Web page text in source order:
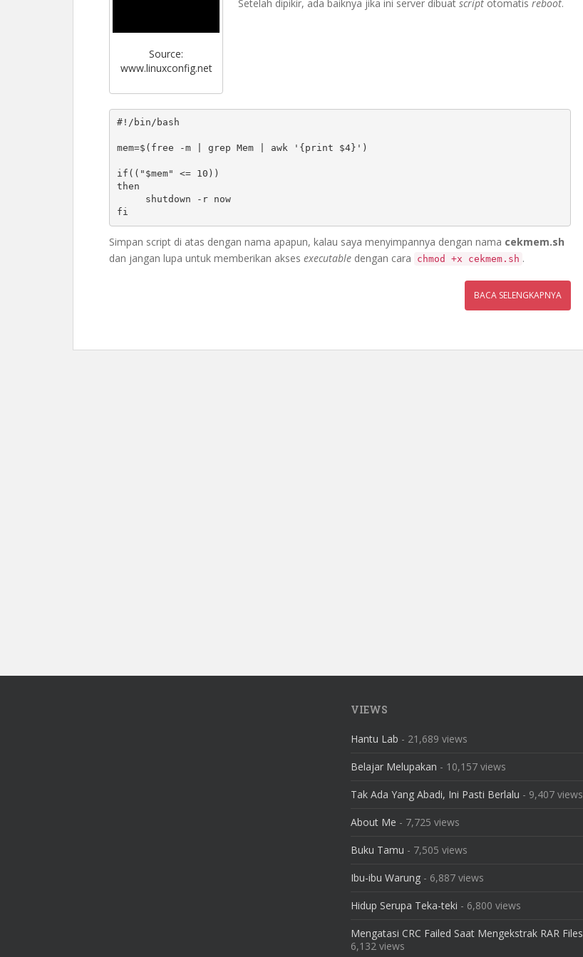
Source:
www.linuxconfig.net
Setelah dipikir, ada baiknya jika ini server dibuat script otomatis reboot.
#!/bin/bash
mem=$(free -m | grep Mem | awk '{print $4}')
if(("$mem" <= 10))
then
fi
Simpan script di atas dengan nama apapun, kalau saya menyimpannya dengan nama cekmem.sh
dan jangan lupa untuk memberikan akses executable dengan cara chmod +x cekmem.sh .
BACA SELENGKAPNYA
VIEWS
Hantu Lab - 21,689 views
Belajar Melupakan - 10,157 views
Tak Ada Yang Abadi, Ini Pasti Berlalu - 9,407 views
About Me - 7,725 views
Buku Tamu - 7,505 views
Ibu-ibu Warung - 6,887 views
Hidup Serupa Teka-teki - 6,800 views
Mengatasi CRC Failed Saat Mengekstrak RAR Files
6,132 views